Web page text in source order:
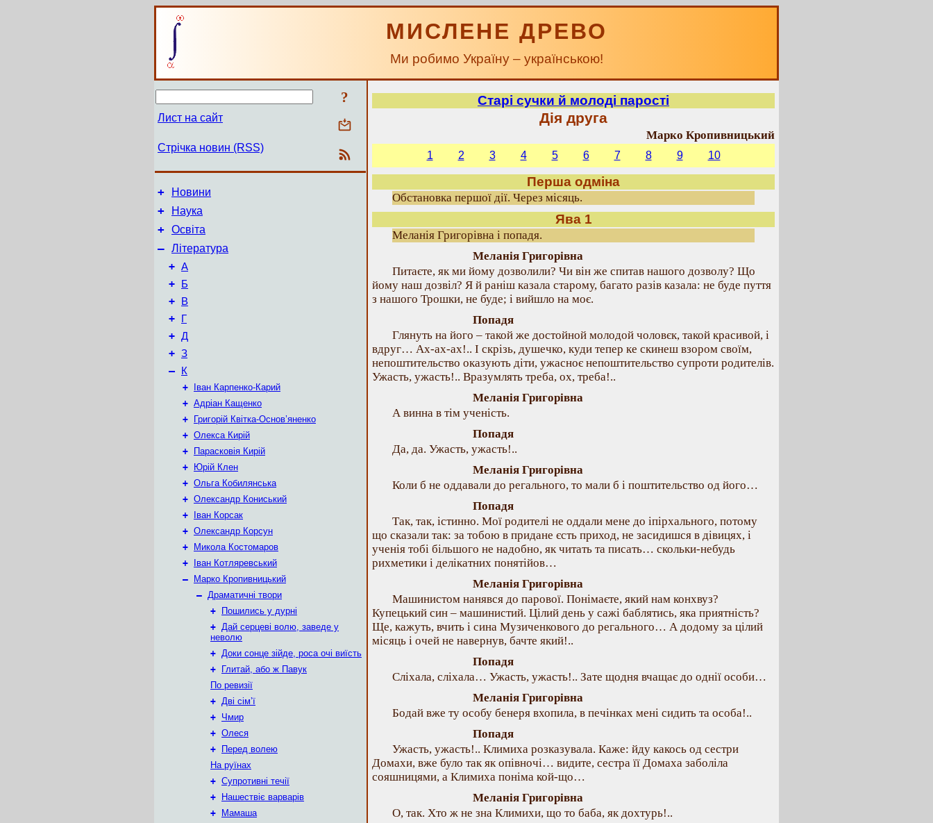
МИСЛЕНЕ ДРЕВО
Ми робимо Україну – українською!
?
Лист на сайт
Стрічка новин (RSS)
+ Новини
+ Наука
+ Освіта
– Література
+ А
+ Б
+ В
+ Г
+ Д
+ З
– К
+
Іван Карпенко-Карий
+ Адріан Кащенко
+
Григорій Квітка-Основ’яненко
+ Олекса Кирій
+
Парасковія Кирій
+
Юрій Клен
+ Ольга Кобилянська
+ Олександр Кониський
+
Іван Корсак
+ Олександр Корсун
+
Микола Костомаров
+
Іван Котляревський
–
Марко Кропивницький
– Драматичні твори
+
Пошились у дурні
+ Дай серцеві волю, заведе у
неволю
+ Доки сонце зійде, роса очі виїсть
+
Глитай, або ж Павук
По ревизії
+ Дві сім’ї
+ Чмир
+ Олеся
+
Перед волею
На руїнах
+ Супротивні течії
+
Нашествіє варварів
+
Мамаша
Старі сучки й молоді парості
Дія друга
Марко Кропивницький
1 2 3 4 5 6 7 8 9 10
Перша одміна
Обстановка першої дії. Через місяць.
Ява 1
Меланія Григорівна і попадя.
Меланія Григорівна
Питаєте, як ми йому дозволили? Чи він же спитав нашого дозволу? Що
йому наш дозвіл? Я й раніш казала старому, багато разів казала: не буде пуття
з нашого Трошки, не буде; і вийшло на моє.
Попадя
Глянуть на його – такой же достойной молодой чоловєк, такой красивой, і
вдруг… Ах-ах-ах!.. І скрізь, душечко, куди тепер ке скинеш взором своїм,
непоштительство оказують діти, ужасноє непоштительство супроти родителів.
Ужасть, ужасть!.. Вразумлять треба, ох, треба!..
Меланія Григорівна
А винна в тім ученість.
Попадя
Да, да. Ужасть, ужасть!..
Меланія Григорівна
Коли б не оддавали до регального, то мали б і поштительство од його…
Попадя
Так, так, істинно. Мої родителі не оддали мене до іпірхального, потому
що сказали так: за тобою в придане єсть приход, не засидишся в дівицях, і
ученія тобі більшого не надобно, як читать та писать… скольки-небудь
рихметики і делікатних понятійов…
Меланія Григорівна
Машинистом нанявся до парової. Понімаєте, який нам конхвуз?
Купецький син – машинистий. Цілий день у сажі баблятись, яка приятність?
Ще, кажуть, вчить і сина Музиченкового до регального… А додому за цілий
місяць і очей не навернув, бачте який!..
Попадя
Сліхала, сліхала… Ужасть, ужасть!.. Зате щодня вчащає до однії особи…
Меланія Григорівна
Бодай вже ту особу бенеря вхопила, в печінках мені сидить та особа!..
Попадя
Ужасть, ужасть!.. Климиха розказувала. Каже: йду какось од сестри
Домахи, вже було так як опівночі… видите, сестра її Домаха заболіла
сояшницями, а Климиха поніма кой-що…
Меланія Григорівна
О, так. Хто ж не зна Климихи, що то баба, як дохтурь!..